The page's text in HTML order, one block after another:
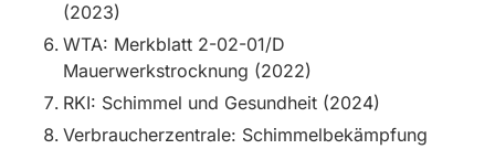
(2023)
WTA: Merkblatt 2-02-01/D
Mauerwerkstrocknung (2022)
RKI: Schimmel und Gesundheit (2024)
Verbraucherzentrale: Schimmelbekämpfung